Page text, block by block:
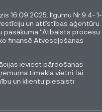
16.09.2025. līgumu Nr.9.4- 1-
un attīstības aģentūru
pasākuma “Atbalsts procesu
finansē Atveseļošanas
ieviest pārdošanas
tīmekļa vietni, lai
un klientu piesaisti